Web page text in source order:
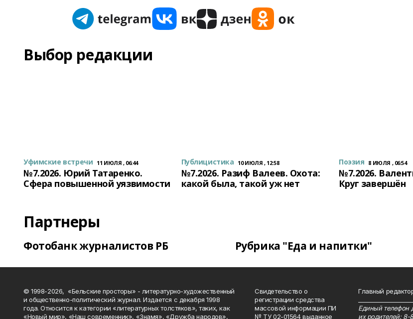
Выбор редакции
Уфимские встречи 11 ИЮЛЯ , 06:44
№7.2026. Юрий Татаренко.
Сфера повышенной уязвимости
Публицистика 10 ИЮЛЯ , 12:58
№7.2026. Разиф Валеев. Охота:
какой была, такой уж нет
Поэзия 8 ИЮЛЯ , 06:54
№7.2026.
Круг завершён
Партнеры
Фотобанк журналистов РБ Рубрика "Еда и напитки"
© 1998-2026, «Бельские просторы» - литературно-художественный
и общественно-политический журнал. Издается с декабря 1998
года. Относится к категории «литературных толстяков», таких, как
«Новый мир», «Наш современник», «Знамя», «Дружба народов»,
Свидетельство о
регистрации средства
массовой информации ПИ
№ ТУ 02-01564 выданное
Главный
Единый телефон
их родителей: 8-